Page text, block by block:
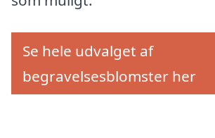
Se hele udvalget af
begravelsesblomster her